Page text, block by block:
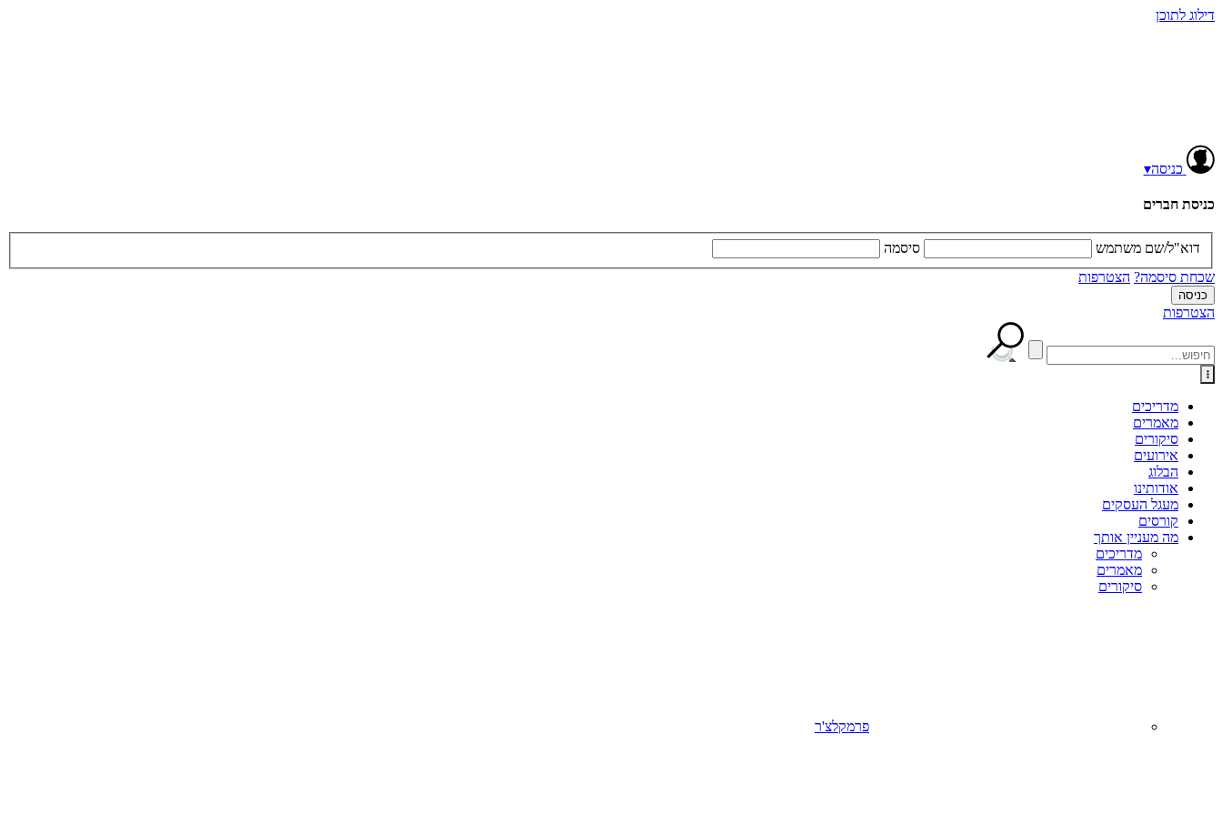
דילוג לתוכן
כניסה▾
כניסת חברים
דוא"ל/שם משתמש
סיסמה
שכחת סיסמה? הצטרפות
הצטרפות
מדריכים
מאמרים
סיקורים
אירועים
הבלוג
אודותינו
מעגל העסקים
קורסים
מה מעניין אותך
מדריכים
מאמרים
סיקורים
פרמקלצ'ר